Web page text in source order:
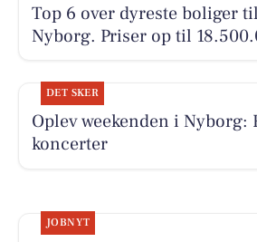
Top 6 over dyreste boliger
Nyborg. Priser op til
DET SKER
Oplev weekenden i Nyborg:
koncerter
JOBNYT